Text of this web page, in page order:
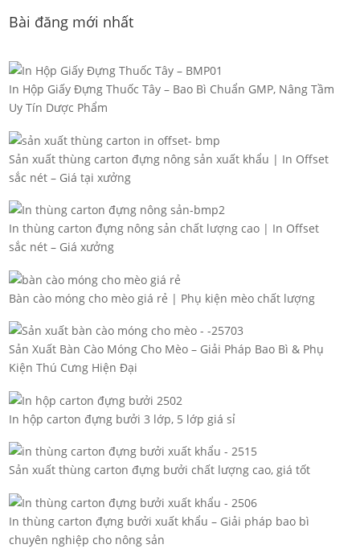
Bài đăng mới nhất
In Hộp Giấy Đựng Thuốc Tây – Bao Bì Chuẩn GMP, Nâng Tầm
Uy Tín Dược Phẩm
Sản xuất thùng carton đựng nông sản xuất khẩu | In Offset
sắc nét – Giá tại xưởng
In thùng carton đựng nông sản chất lượng cao | In Offset
sắc nét – Giá xưởng
Bàn cào móng cho mèo giá rẻ | Phụ kiện mèo chất lượng
Sản Xuất Bàn Cào Móng Cho Mèo – Giải Pháp Bao Bì & Phụ
Kiện Thú Cưng Hiện Đại
In hộp carton đựng bưởi 3 lớp, 5 lớp giá sỉ
Sản xuất thùng carton đựng bưởi chất lượng cao, giá tốt
In thùng carton đựng bưởi xuất khẩu – Giải pháp bao bì
chuyên nghiệp cho nông sản